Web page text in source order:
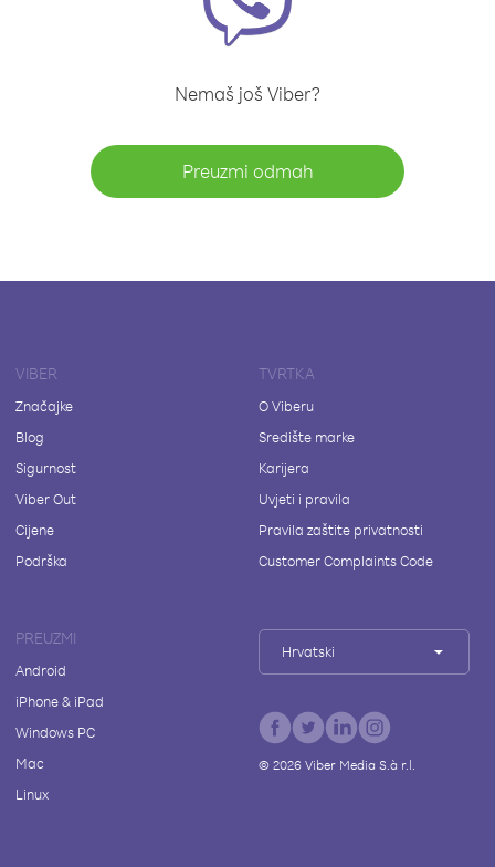
Nemaš još Viber?
Preuzmi odmah
VIBER
Značajke
Blog
Sigurnost
Viber Out
Cijene
Podrška
TVRTKA
O Viberu
Središte marke
Karijera
Uvjeti i pravila
Pravila zaštite privatnosti
Customer Complaints Code
PREUZMI
Android
iPhone & iPad
Windows PC
Mac
Linux
Hrvatski
© 2026Viber Media S.à r.l.